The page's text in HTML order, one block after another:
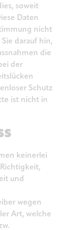
soweit
Daten
nicht
darauf hin,
die
der
Schutz
ist nicht in
keinerlei
und
wegen
Art, welche